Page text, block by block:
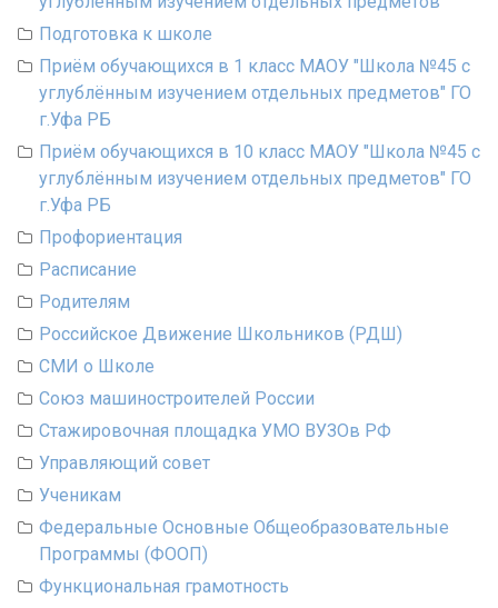
Подготовка к школе
Приём обучающихся в 1 класс МАОУ "Школа №45 с
углублённым изучением отдельных предметов" ГО
г.Уфа РБ
Приём обучающихся в 10 класс МАОУ "Школа №45 с
углублённым изучением отдельных предметов" ГО
г.Уфа РБ
Профориентация
Расписание
Родителям
Российское Движение Школьников (РДШ)
СМИ о Школе
Союз машиностроителей России
Стажировочная площадка УМО ВУЗОв РФ
Управляющий совет
Ученикам
Федеральные Основные Общеобразовательные
Программы (ФООП)
Функциональная грамотность